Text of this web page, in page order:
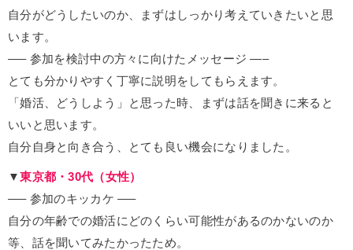
自分がどうしたいのか、まずはしっかり考えていきたいと思
います。
—– 参加を検討中の方々に向けたメッセージ —–
とても分かりやすく丁寧に説明をしてもらえます。
「婚活、どうしよう」と思った時、まずは話を聞きに来ると
いいと思います。
自分自身と向き合う、とても良い機会になりました。
▼東京都・30代（女性）
—– 参加のキッカケ —–
自分の年齢での婚活にどのくらい可能性があるのかないのか
等、話を聞いてみたかったため。